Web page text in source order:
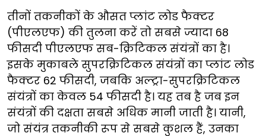
तीनों तकनीकों के औसत प्लांट लोड फैक्टर
(पीएलएफ) की तुलना करें तो सबसे ज्यादा 68
फीसदी पीएलएफ सब-क्रिटिकल संयंत्रों का है।
इसके मुकाबले सुपरक्रिटिकल संयंत्रों का प्लांट लोड
फैक्टर 62 फीसदी, जबकि अल्ट्रा-सुपरक्रिटिकल
संयंत्रों का केवल 54 फीसदी है। यह तब है जब इन
संयंत्रों की दक्षता सबसे अधिक मानी जाती है। यानी,
जो संयंत्र तकनीकी रूप से सबसे कुशल हैं, उनका